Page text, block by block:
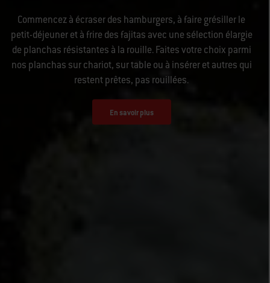
Commencez à écraser des hamburgers, à faire grésiller le
petit-déjeuner et à frire des fajitas avec une sélection élargie
de planchas résistantes à la rouille. Faites votre choix parmi
nos planchas sur chariot, sur table ou à insérer et autres qui
restent prêtes, pas rouillées.
En savoir plus